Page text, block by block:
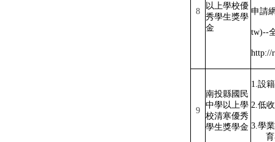
8
以上學校優
秀學生獎學
金
申請
tw)--
http://
9
南投縣國民
中學以上學
校清寒優秀
學生獎學金
1.設
2.低
3.學